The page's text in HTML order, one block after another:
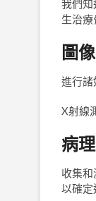
我們知
生治
圖
進行諸
X射線
病
收集
以確定